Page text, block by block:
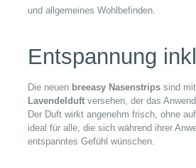
und allgemeines Wohlbefinden.
Entspannung
Die neuen breeasy Nasenstrips sind
Lavendelduft versehen, der das
Der Duft wirkt angenehm frisch, ohne
ideal für alle, die sich während ihrer
entspanntes Gefühl wünschen.